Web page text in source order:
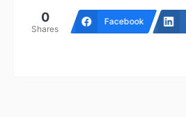
0
Shares
Facebook